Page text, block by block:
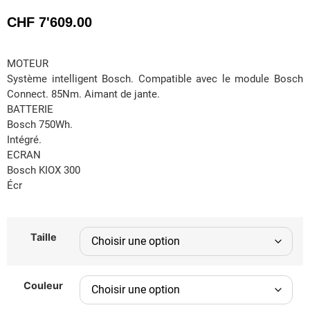
CHF 7'609.00
MOTEUR
Système intelligent Bosch. Compatible avec le module Bosch
Connect. 85Nm. Aimant de jante.
BATTERIE
Bosch 750Wh.
Intégré.
ECRAN
Bosch KIOX 300
Écr
Taille
Couleur